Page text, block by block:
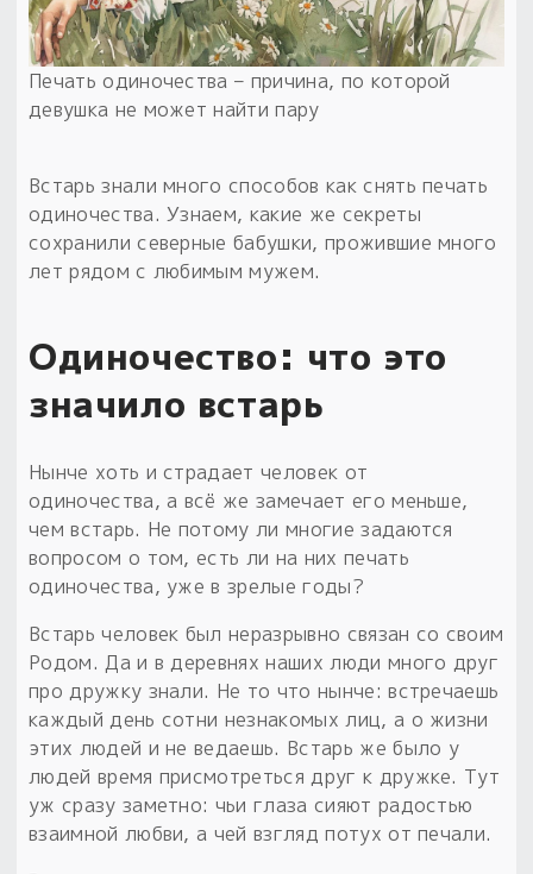
Печать одиночества – причина, по которой
девушка не может найти пару
Встарь знали много способов как снять печать
одиночества. Узнаем, какие же секреты
сохранили северные бабушки, прожившие много
лет рядом с любимым мужем.
Одиночество: что это
значило встарь
Нынче хоть и страдает человек от
одиночества, а всё же замечает его меньше,
чем встарь. Не потому ли многие задаются
вопросом о том, есть ли на них печать
одиночества, уже в зрелые годы?
Встарь человек был неразрывно связан со своим
Родом. Да и в деревнях наших люди много друг
про дружку знали. Не то что нынче: встречаешь
каждый день сотни незнакомых лиц, а о жизни
этих людей и не ведаешь. Встарь же было у
людей время присмотреться друг к дружке. Тут
уж сразу заметно: чьи глаза сияют радостью
взаимной любви, а чей взгляд потух от печали.